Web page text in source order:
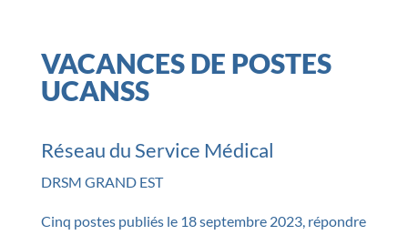
VACANCES DE POSTES
UCANSS
Réseau du Service Médical
DRSM GRAND EST
Cinq postes publiés le 18 septembre 2023, répondre